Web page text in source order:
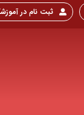
ثبت نام در